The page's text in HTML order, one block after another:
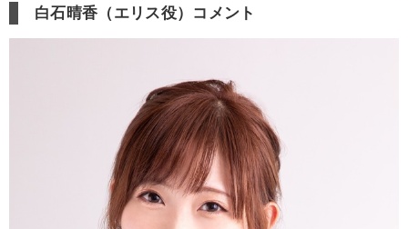
白石晴香（エリス役）コメント